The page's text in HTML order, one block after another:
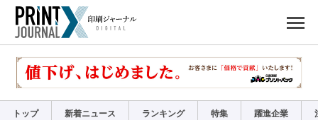
で
リ
トップ 新着ニュース ランキング 特集 躍進企業